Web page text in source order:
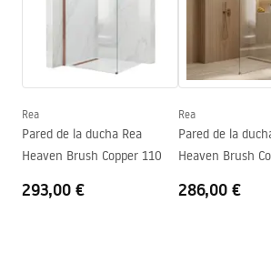
930
mm
1310mm
No
Regulación de presión
Sistema Anti-Calc
Sí
Distancia entre conexiones
150mm
Condiciones de garantía
Instrucciones de montaje
Rea
Pared de la ducha Rea
Heaven Brush Copper 110
293,00 €
Rea
Pared de la
Heaven Brush
286,00 €